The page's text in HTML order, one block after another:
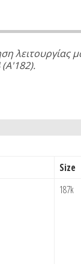
λειτουργίας
(Α'182).
Size
187k